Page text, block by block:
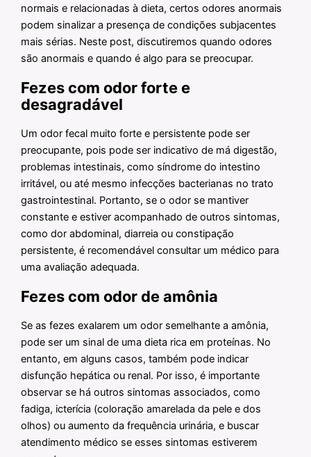
normais e relacionadas à dieta, certos odores anormais
podem sinalizar a presença de condições subjacentes
mais sérias. Neste post, discutiremos quando odores
são anormais e quando é algo para se preocupar.
Fezes com odor forte e
desagradável
Um odor fecal muito forte e persistente pode ser
preocupante, pois pode ser indicativo de má digestão,
problemas intestinais, como síndrome do intestino
irritável, ou até mesmo infecções bacterianas no trato
gastrointestinal. Portanto, se o odor se mantiver
constante e estiver acompanhado de outros sintomas,
como dor abdominal, diarreia ou constipação
persistente, é recomendável consultar um médico para
uma avaliação adequada.
Fezes com odor de amônia
Se as fezes exalarem um odor semelhante a amônia,
pode ser um sinal de uma dieta rica em proteínas. No
entanto, em alguns casos, também pode indicar
disfunção hepática ou renal. Por isso, é importante
observar se há outros sintomas associados, como
fadiga, icterícia (coloração amarelada da pele e dos
olhos) ou aumento da frequência urinária, e buscar
atendimento médico se esses sintomas estiverem